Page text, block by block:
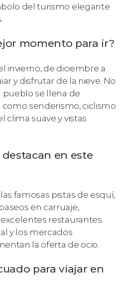
del turismo elegante
momento para ir?
invierno, de diciembre a
y disfrutar de la nieve. No
pueblo se llena de
como senderismo, ciclismo
clima suave y vistas
en este
famosas pistas de esquí,
en carruaje,
restaurantes.
y los mercados
la oferta de ocio.
para viajar en